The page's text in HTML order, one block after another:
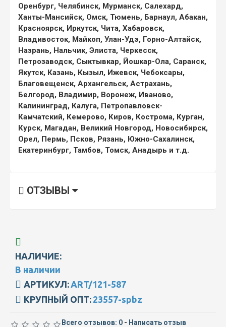
Оренбург, Челябинск, Мурманск, Салехард,
Ханты-Мансийск, Омск, Тюмень, Барнаул, Абакан,
Красноярск, Иркутск, Чита, Хабаровск,
Владивосток, Майкоп, Улан-Удэ, Горно-Алтайск,
Назрань, Нальчик, Элиста, Черкесск,
Петрозаводск, Сыктывкар, Йошкар-Ола, Саранск,
Якутск, Казань, Кызыл, Ижевск, Чебоксары,
Благовещенск, Архангельск, Астрахань,
Белгород, Владимир, Воронеж, Иваново,
Калининград, Калуга, Петропавловск-
Камчатский, Кемерово, Киров, Кострома, Курган,
Курск, Магадан, Великий Новгород, Новосибирск,
Орел, Пермь, Псков, Рязань, Южно-Сахалинск,
Екатеринбург, Тамбов, Томск, Анадырь и т.д.
ОТЗЫВЫ
НАЛИЧИЕ:
В наличии
АРТИКУЛ: ART/121-587
КРУПНЫЙ ОПТ: 23557-spbz
Всего отзывов: 0 - Написать отзыв